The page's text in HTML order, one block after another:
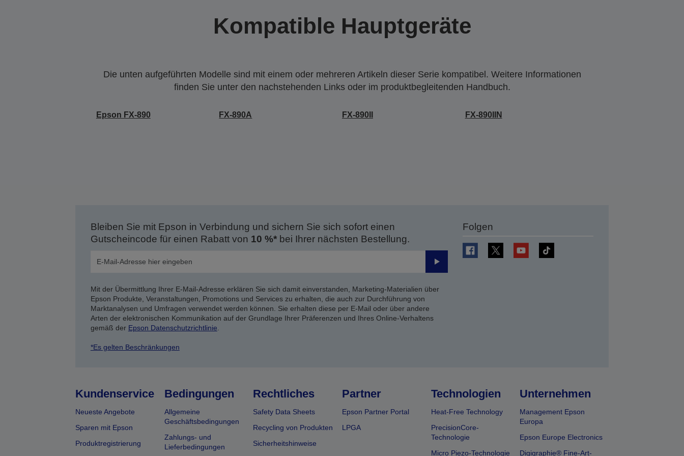
Kompatible Hauptgeräte
Die unten aufgeführten Modelle sind mit einem oder mehreren Artikeln dieser Serie kompatibel. Weitere Informationen
finden Sie unter den nachstehenden Links oder im produktbegleitenden Handbuch.
Epson FX-890 FX-890A FX-890II FX-890IIN
Bleiben Sie mit Epson in Verbindung und sichern Sie sich sofort einen
Gutscheincode für einen Rabatt von 10 %*bei Ihrer nächsten Bestellung.
Senden
Mit der Übermittlung Ihrer E-Mail-Adresse erklären Sie sich damit einverstanden, Marketing-Materialien über
Epson Produkte, Veranstaltungen, Promotions und Services zu erhalten, die auch zur Durchführung von
Marktanalysen und Umfragen verwendet werden können. Sie erhalten diese per E-Mail oder über andere
Arten der elektronischen Kommunikation auf der Grundlage Ihrer Präferenzen und Ihres Online-Verhaltens
gemäß der Epson Datenschutzrichtlinie
*Es gelten Beschränkungen
Folgen
Kundenservice
Neueste Angebote
Sparen mit Epson
Produktregistrierung
Bedingungen
Allgemeine
Geschäftsbedingungen
Zahlungs- und
Lieferbedingungen
Rechtliches
Safety Data Sheets
Recycling von Produkten
Sicherheitshinweise
Partner
Epson Partner Portal
LPGA
Technologien
Heat-Free Technology
PrecisionCore-
Technologie
Micro Piezo-Technologie
Unternehmen
Management Epson
Europa
Epson Europe Electronics
Digigraphie® Fine-Art-